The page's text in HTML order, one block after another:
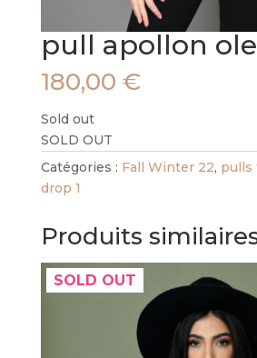
pull apollon
180,00 €
Sold out
SOLD OUT
Catégories : Fall Winter 22, pulls
drop 1
Produits
SOLD OUT